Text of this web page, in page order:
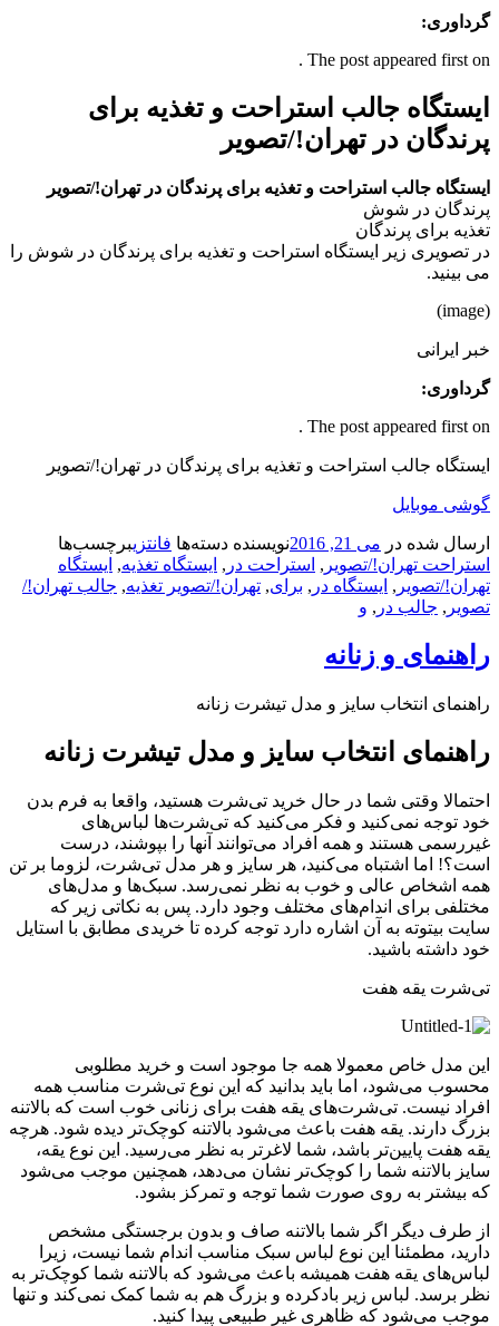
گرداوری:
The post appeared first on .
ایستگاه جالب استراحت و تغذیه برای
پرندگان در تهران!/تصویر
ایستگاه جالب استراحت و تغذیه برای پرندگان در تهران!/تصویر
پرندگان در شوش
تغذیه برای پرندگان
در تصویری زیر ایستگاه استراحت و تغذیه برای پرندگان در شوش را
می بینید.
(image)
خبر ایرانی
گرداوری:
The post appeared first on .
ایستگاه جالب استراحت و تغذیه برای پرندگان در تهران!/تصویر
گوشی موبایل
ارسال شده در می 21, 2016 نویسنده دسته‌ها فانتزیبرچسب‌ها
استراحت تهران!/تصویر , استراحت در , ایستگاه تغذیه, ایستگاه
تهران!/تصویر , ایستگاه در , برای, تهران!/تصویر تغذیه, جالب تهران!/
تصویر , جالب در , و
راهنمای و زنانه
راهنمای انتخاب سایز و مدل تیشرت زنانه
راهنمای انتخاب سایز و مدل تیشرت زنانه
احتمالا وقتی شما در حال خرید تی‌شرت هستید، واقعا به فرم بدن
خود توجه نمی‌کنید و فکر می‌کنید که تی‌شرت‌ها لباس‌های
غیررسمی هستند و همه افراد می‌توانند آنها را بپوشند، درست
است؟! اما اشتباه می‌کنید، هر سایز و هر مدل تی‌شرت، لزوما بر تن
همه اشخاص عالی و خوب به نظر نمی‌رسد. سبک‌ها و مدل‌های
مختلفی برای اندام‌های مختلف وجود دارد. پس به نکاتی زیر که
سایت بیتوته به آن اشاره دارد توجه کرده تا خریدی مطابق با استایل
خود داشته باشید.
تی‌شرت یقه هفت
این مدل خاص معمولا همه جا موجود است و خرید مطلوبی
محسوب می‌شود، اما باید بدانید که این نوع تی‌شرت مناسب همه
افراد نیست. تی‌شرت‌های یقه هفت برای زنانی خوب است که بالاتنه
بزرگ دارند. یقه هفت باعث می‌شود بالاتنه کوچک‌تر دیده شود. هرچه
یقه هفت پایین‌تر باشد، شما لاغرتر به نظر می‌رسید. این نوع یقه،
سایز بالاتنه شما را کوچک‌تر نشان می‌دهد، همچنین موجب می‌شود
که بیشتر به روی صورت شما توجه و تمرکز بشود.
از طرف دیگر اگر شما بالاتنه صاف و بدون برجستگی مشخص
دارید، مطمئنا این نوع لباس سبک مناسب اندام شما نیست، زیرا
لباس‌های یقه هفت همیشه باعث می‌شود که بالاتنه شما کوچک‌تر به
نظر برسد. لباس زیر بادکرده و بزرگ هم به شما کمک نمی‌کند و تنها
موجب می‌شود که ظاهری غیر طبیعی پیدا کنید.